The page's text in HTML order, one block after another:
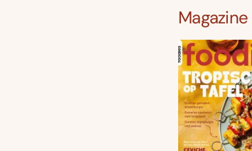
Magazine